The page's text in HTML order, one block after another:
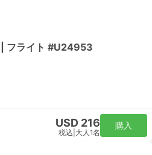
| フライト #U24953
USD 216
税込 大人1名
購入